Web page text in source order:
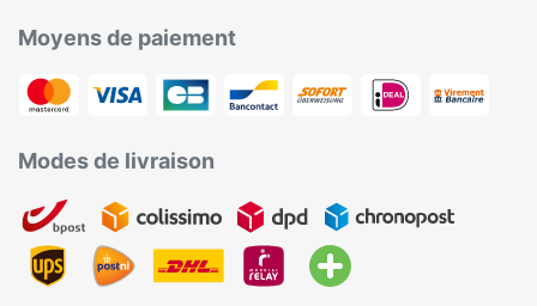
Moyens de paiement
Modes de livraison